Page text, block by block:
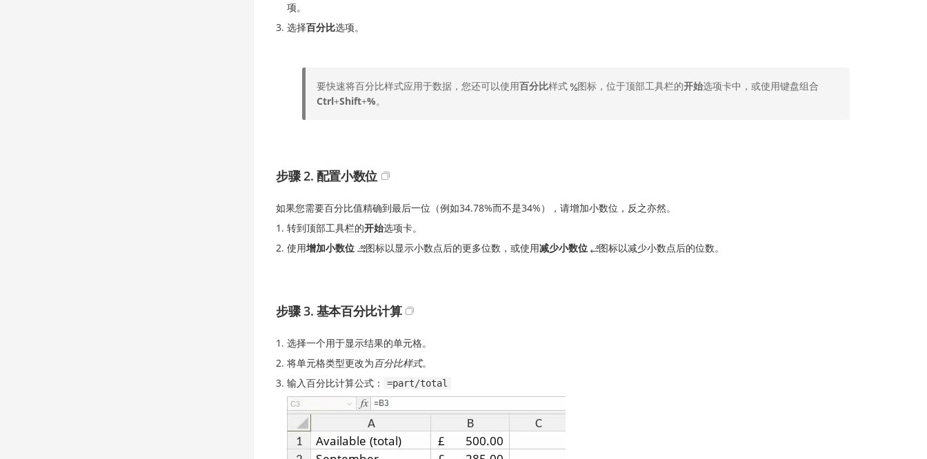
项。
选择百分比选项。
要快速将百分比样式应用于数据，您还可以使用百分比样式 图标，位于顶部工具栏的开始选项卡中，或使用键盘组合
Ctrl+Shift+%。
步骤 2. 配置小数位
如果您需要百分比值精确到最后一位（例如34.78%而不是34%），请增加小数位，反之亦然。
转到顶部工具栏的开始选项卡。
使用增加小数位 图标以显示小数点后的更多位数，或使用减少小数位 图标以减少小数点后的位数。
步骤 3. 基本百分比计算
选择一个用于显示结果的单元格。
将单元格类型更改为百分比样式。
输入百分比计算公式：
=part/total